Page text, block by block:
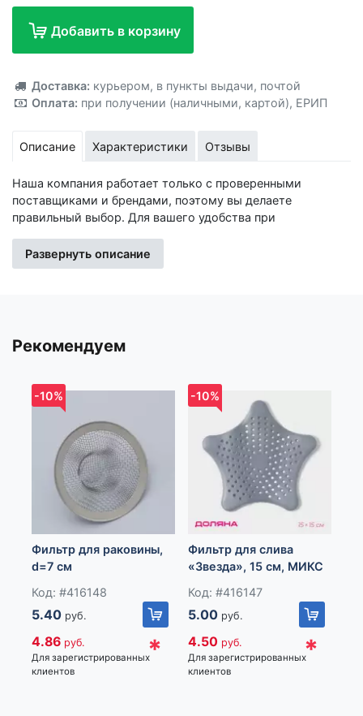
Добавить в корзину
Доставка: курьером, в пункты выдачи, почтой
Оплата: при получении (наличными, картой), ЕРИП
Описание Характеристики Отзывы
Наша компания работает только с проверенными
поставщиками и брендами, поэтому вы делаете
правильный выбор. Для вашего удобства при
414912
«Книжный Клуб», Республика Беларусь, 223060, Минская
Развернуть описание
Рекомендуем
-10%
Фильтр для раковины,
d=7 см
Код: #416148
5.40 руб.
4.86 руб.
Для зарегистрированных
клиентов
*
-10%
Фильтр для слива
«Звезда», 15 см, МИКС
Код: #416147
5.00 руб.
4.50 руб.
Для зарегистрированных
клиентов
*